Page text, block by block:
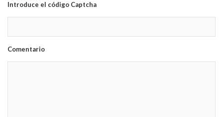
Introduce el código Captcha
Comentario